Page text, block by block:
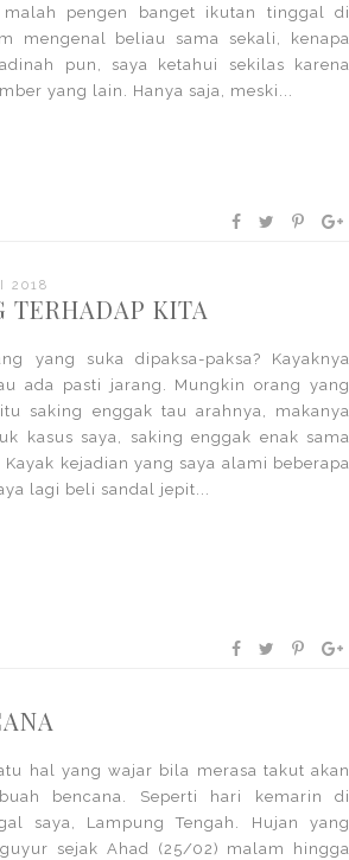
pengen banget ikutan tinggal di
mengenal beliau sama sekali, kenapa
pun, saya ketahui sekilas karena
yang lain. Hanya saja, meski...
2018
TERHADAP KITA
yang suka dipaksa-paksa? Kayaknya
ada pasti jarang. Mungkin orang yang
saking enggak tau arahnya, makanya
kasus saya, saking enggak enak sama
kejadian yang saya alami beberapa
lagi beli sandal jepit...
hal yang wajar bila merasa takut akan
bencana. Seperti hari kemarin di
saya, Lampung Tengah. Hujan yang
sejak Ahad (25/02) malam hingga